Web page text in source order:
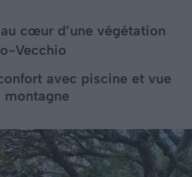
cœur d’une végétation
Vecchio
avec piscine et vue
montagne